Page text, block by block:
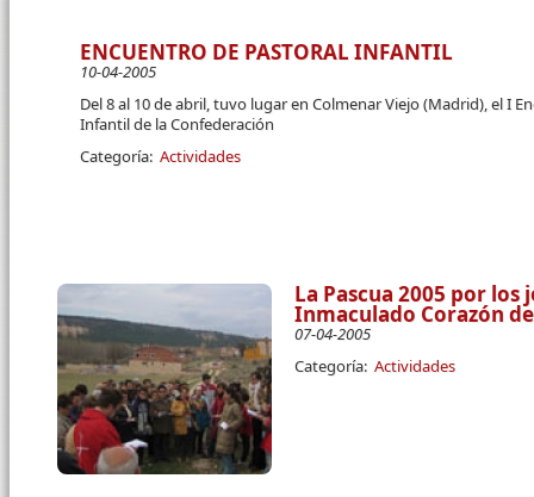
ENCUENTRO DE PASTORAL INFANTIL
10-04-2005
Del 8 al 10 de abril, tuvo lugar en Colmenar Viejo (Madrid), el I
Infantil de la Confederación
Categoría: Actividades
La Pascua 2005 por
Inmaculado Corazón
07-04-2005
Categoría: Actividades